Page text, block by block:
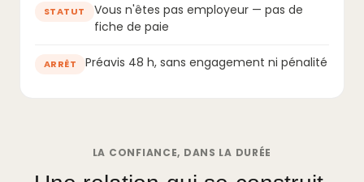
STATUT
Vous n'êtes pas employeur — pas de
fiche de paie
ARRÊT Préavis 48 h, sans engagement ni pénalité
LA CONFIANCE, DANS LA DURÉE